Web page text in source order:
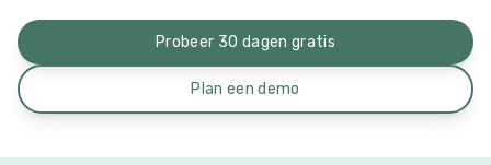
Probeer 30 dagen gratis
Plan een demo